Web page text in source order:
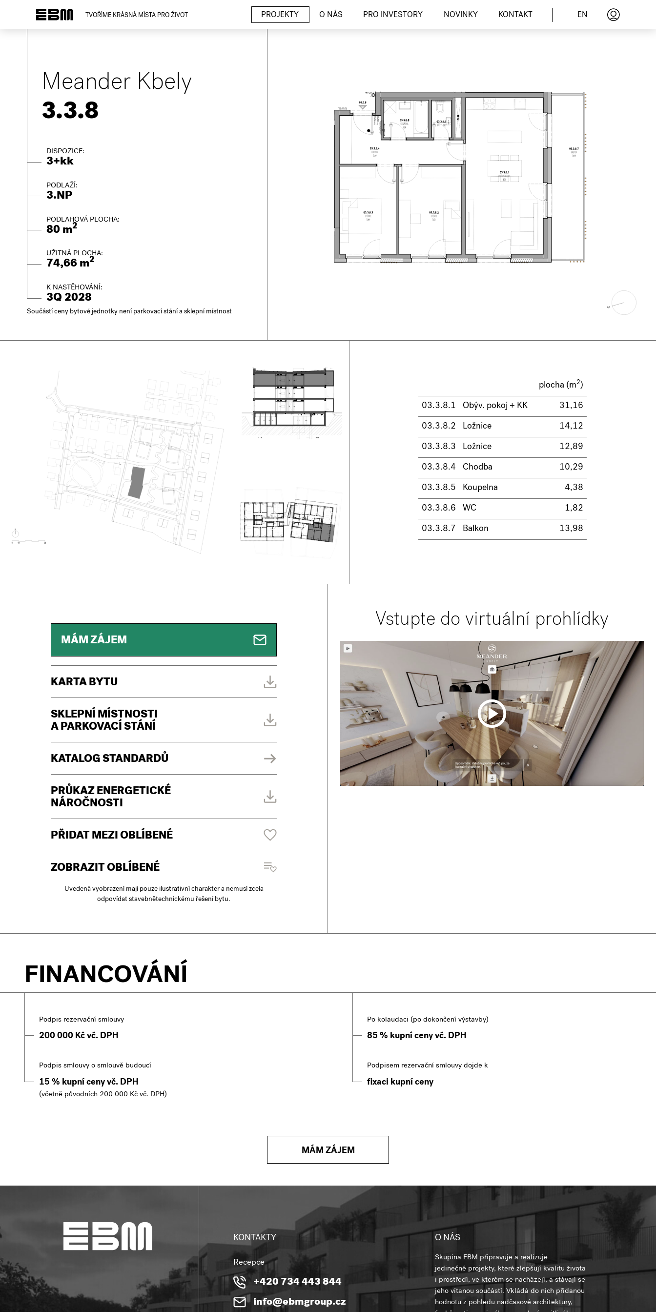
TVOŘÍME KRÁSNÁ MÍSTA PRO ŽIVOT PROJEKTY O NÁS PRO INVESTORY NOVINKY KONTAKT EN
Meander Kbely
3.3.8
DISPOZICE:
3+kk
PODLAŽÍ:
3.NP
PODLAHOVÁ PLOCHA:
80 m2
UŽITNÁ PLOCHA:
74,66 m2
K NASTĚHOVÁNÍ:
3Q 2028
Součástí ceny bytové jednotky není parkovací stání a sklepní místnost
MÁM ZÁJEM
KARTA BYTU
SKLEPNÍ MÍSTNOSTI
A PARKOVACÍ STÁNÍ
KATALOG STANDARDŮ
PRŮKAZ ENERGETICKÉ
NÁROČNOSTI
PŘIDAT MEZI OBLÍBENÉ
ZOBRAZIT OBLÍBENÉ
Uvedená vyobrazení mají pouze ilustrativní charakter a nemusí zcela
odpovídat stavebnětechnickému řešení bytu.
Vstupte do virtuální prohlídky
plocha (m2)
03.3.8.1 Obýv. pokoj + KK 31,16
03.3.8.2 Ložnice 14,12
03.3.8.3 Ložnice 12,89
03.3.8.4 Chodba 10,29
03.3.8.5 Koupelna 4,38
03.3.8.6 WC 1,82
03.3.8.7 Balkon 13,98
FINANCOVÁNÍ
Podpis rezervační smlouvy
200 000 Kč vč. DPH
Podpis smlouvy o smlouvě budoucí
15 % kupní ceny vč. DPH
(včetně původních 200 000 Kč vč. DPH)
Po kolaudaci (po dokončení výstavby)
85 % kupní ceny vč. DPH
Podpisem rezervační smlouvy dojde k
fixaci kupní ceny
MÁM ZÁJEM
KONTAKTY
Recepce
+420 734 443 844
info@ebmgroup.cz
O NÁS
Skupina EBM připravuje a realizuje
jedinečné projekty, které zlepšují kvalitu života
i prostředí, ve kterém se nacházejí, a stávají se
jeho vítanou součástí. Vkládá do nich přidanou
hodnotu z pohledu nadčasové architektury,